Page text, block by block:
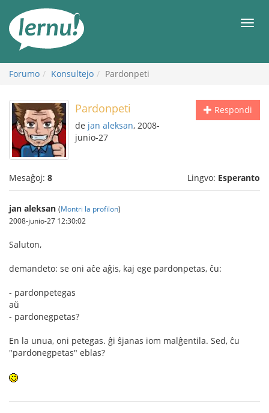
enhavo
Forumo Konsultejo Pardonpeti
Respondi
Pardonpeti
de jan aleksan, 2008-
junio-27
Mesaĝoj: 8 Lingvo: Esperanto
jan aleksan (Montri la profilon)
2008-junio-27 12:30:02
Saluton,
demandeto: se oni aĉe aĝis, kaj ege pardonpetas, ĉu:
- pardonpetegas
aŭ
- pardonegpetas?
En la unua, oni petegas. ĝi ŝjanas iom malĝentila. Sed, ĉu
"pardonegpetas" eblas?